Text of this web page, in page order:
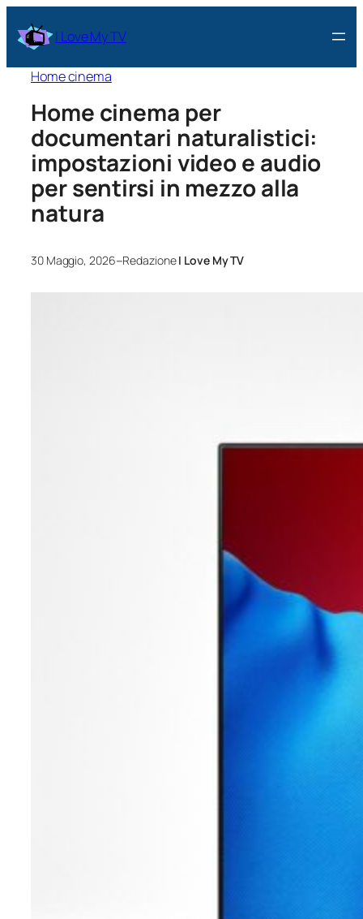
I Love My TV
Home cinema
Home cinema per
documentari naturalistici:
impostazioni video e audio
per sentirsi in mezzo alla
natura
30 Maggio, 2026–RedazioneI Love My TV